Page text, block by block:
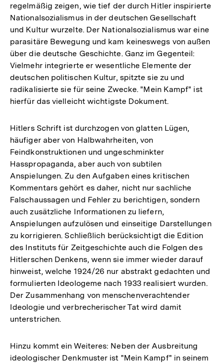
regelmäßig zeigen, wie tief der durch Hitler inspirierte
Nationalsozialismus in der deutschen Gesellschaft
und Kultur wurzelte. Der Nationalsozialismus war eine
parasitäre Bewegung und kam keineswegs von außen
über die deutsche Geschichte. Ganz im Gegenteil:
Vielmehr integrierte er wesentliche Elemente der
deutschen politischen Kultur, spitzte sie zu und
radikalisierte sie für seine Zwecke. "Mein Kampf" ist
hierfür das vielleicht wichtigste Dokument.
Hitlers Schrift ist durchzogen von glatten Lügen,
häufiger aber von Halbwahrheiten, von
Feindkonstruktionen und ungeschminkter
Hasspropaganda, aber auch von subtilen
Anspielungen. Zu den Aufgaben eines kritischen
Kommentars gehört es daher, nicht nur sachliche
Falschaussagen und Fehler zu berichtigen, sondern
auch zusätzliche Informationen zu liefern,
Anspielungen aufzulösen und einseitige Darstellungen
zu korrigieren. Schließlich berücksichtigt die Edition
des Instituts für Zeitgeschichte auch die Folgen des
Hitlerschen Denkens, wenn sie immer wieder darauf
hinweist, welche 1924/26 nur abstrakt gedachten und
formulierten Ideologeme nach 1933 realisiert wurden.
Der Zusammenhang von menschenverachtender
Ideologie und verbrecherischer Tat wird damit
unterstrichen.
Hinzu kommt ein Weiteres: Neben der Ausbreitung
ideologischer Denkmuster ist "Mein Kampf" in seinem